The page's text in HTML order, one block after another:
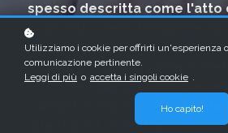
spesso descritta come l'atto
Attraverso l'uso di potenti
(come l'affilare l'ascia) e
compiti comportamentali, la
rallentare il ritmo frenetico e
Utilizziamo i cookie per offrirti un'esperienza
comunicazione pertinente.
Leggi di più o accetta i singoli cookie .
Ho capito!